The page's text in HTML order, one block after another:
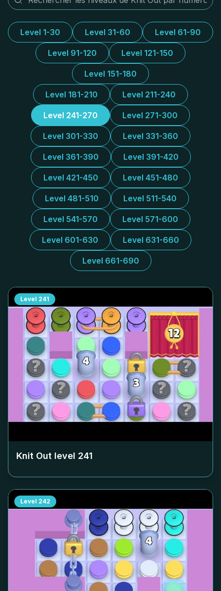
Level 1-30 Level 31-60 Level 61-90
Level 91-120 Level 121-150
Level 151-180
Level 181-210 Level 211-240
Level 241-270 Level 271-300
Level 301-330 Level 331-360
Level 361-390 Level 391-420
Level 421-450 Level 451-480
Level 481-510 Level 511-540
Level 541-570 Level 571-600
Level 601-630 Level 631-660
Level 661-690
Level 241
Knit Out level 241
Level 242